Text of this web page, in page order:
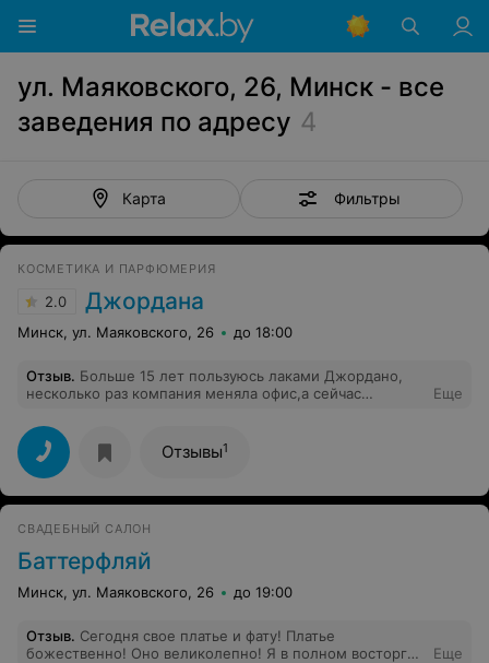
ул. Маяковского, 26, Минск - все
заведения по адресу 4
Карта Фильтры
КОСМЕТИКА И ПАРФЮМЕРИЯ
2.0 Джордана
Минск, ул. Маяковского, 26 до 18:00
Отзыв. Больше 15 лет пользуюсь лаками Джордано,
несколько раз компания меняла офис,а сейчас
потратить,чтобы добратся до офиса и , к огромному
сожалению, ещё и на Импульсе закрылся павильон с
этими лаками, приходится менять лаки!
Еще
Отзывы1
СВАДЕБНЫЙ САЛОН
Баттерфляй
Минск, ул. Маяковского, 26 до 19:00
Отзыв. Сегодня свое платье и фату! Платье
божественно! Оно великолепно! Я в полном восторге!
Еще